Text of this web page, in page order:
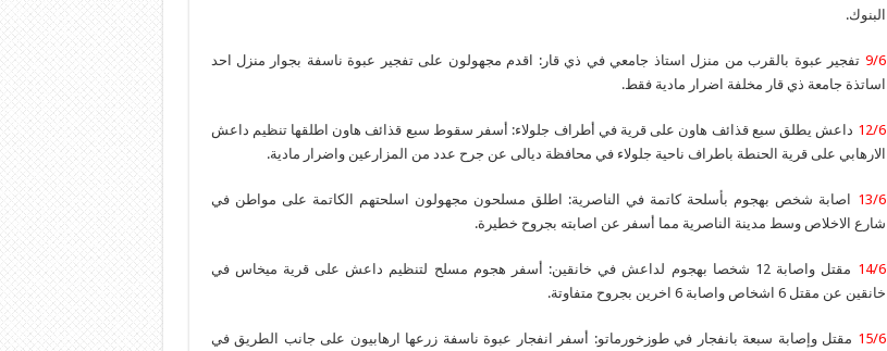
البنوك.
9/6 تفجير عبوة بالقرب من منزل استاذ جامعي في ذي قار: اقدم مجهولون على تفجير عبوة ناسفة بجوار منزل احد
اساتذة جامعة ذي قار مخلفة اضرار مادية فقط.
12/6 داعش يطلق سبع قذائف هاون على قرية في أطراف جلولاء: أسفر سقوط سبع قذائف هاون اطلقها تنظيم داعش
الارهابي على قرية الحنطة باطراف ناحية جلولاء في محافظة ديالى عن جرح عدد من المزارعين واضرار مادية.
13/6 اصابة شخص بهجوم بأسلحة كاتمة في الناصرية: اطلق مسلحون مجهولون اسلحتهم الكاتمة على مواطن في
شارع الاخلاص وسط مدينة الناصرية مما أسفر عن اصابته بجروح خطيرة.
14/6
مقتل واصابة 12 شخصا بهجوم لداعش في خانقين: أسفر هجوم مسلح لتنظيم داعش على قرية ميخاس في
خانقين عن مقتل 6 اشخاص واصابة 6 اخرين بجروح متفاوتة.
15/6 مقتل وإصابة سبعة بانفجار في طوزخورماتو: أسفر انفجار عبوة ناسفة زرعها ارهابيون على جانب الطريق في